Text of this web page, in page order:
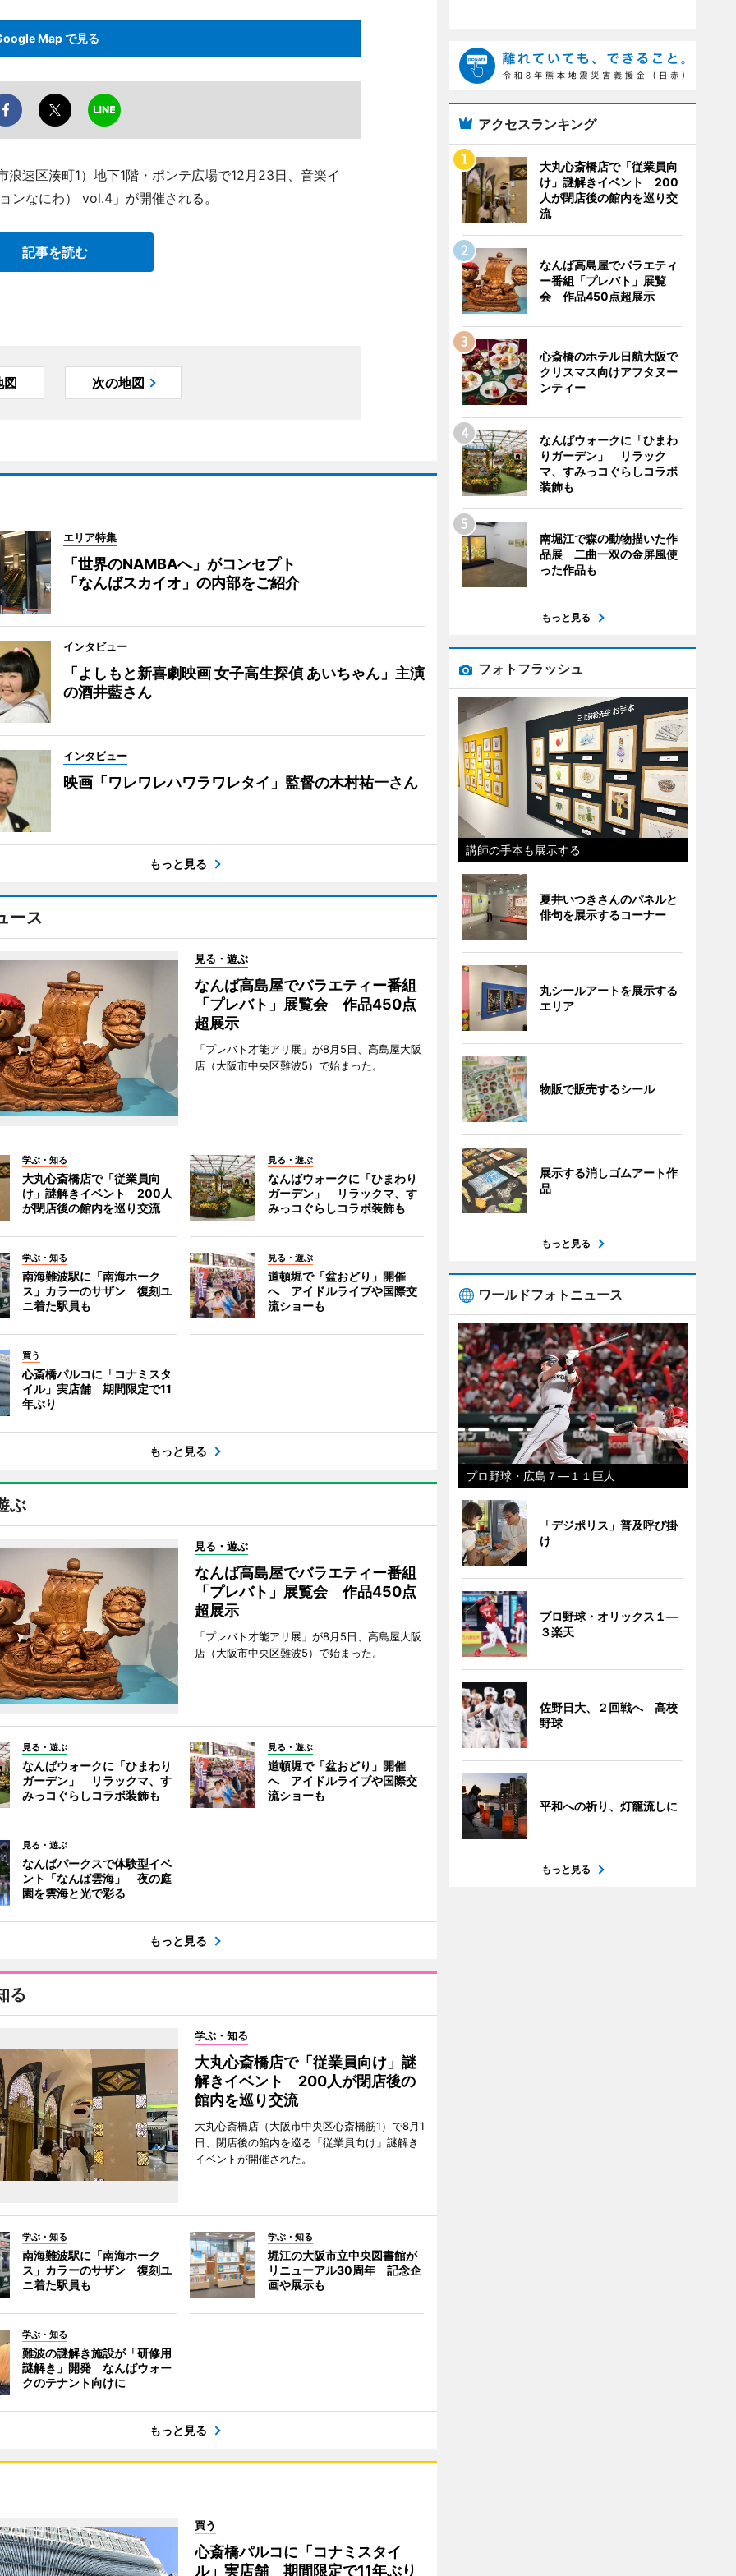
Map で見る
速区湊町1）地下1階・ポンテ広場で12月23日、音楽イ
なにわ） vol.4」が開催される。
記事を読む
図 次の地図
エリア特集
「世界のNAMBAへ」がコンセプト
「なんばスカイオ」の内部をご紹介
インタビュー
「よしもと新喜劇映画 女子高生探偵 あいちゃん」主演
の酒井藍さん
インタビュー
映画「ワレワレハワラワレタイ」監督の木村祐一さん
もっと見る
ース
見る・遊ぶ
なんば高島屋でバラエティー番組
「プレバト」展覧会 作品450点
超展示
「プレバト才能アリ展」が8月5日、高島屋大阪
店（大阪市中央区難波5）で始まった。
学ぶ・知る
大丸心斎橋店で「従業員向
け」謎解きイベント 200人
が閉店後の館内を巡り交流
見る・遊ぶ
なんばウォークに「ひまわり
ガーデン」 リラックマ、す
みっコぐらしコラボ装飾も
学ぶ・知る
南海難波駅に「南海ホーク
ス」カラーのサザン 復刻ユ
ニ着た駅員も
見る・遊ぶ
道頓堀で「盆おどり」開催
へ アイドルライブや国際交
流ショーも
買う
心斎橋パルコに「コナミスタ
イル」実店舗 期間限定で11
年ぶり
もっと見る
ぶ
見る・遊ぶ
なんば高島屋でバラエティー番組
「プレバト」展覧会 作品450点
超展示
「プレバト才能アリ展」が8月5日、高島屋大阪
店（大阪市中央区難波5）で始まった。
見る・遊ぶ
なんばウォークに「ひまわり
ガーデン」 リラックマ、す
みっコぐらしコラボ装飾も
見る・遊ぶ
道頓堀で「盆おどり」開催
へ アイドルライブや国際交
流ショーも
見る・遊ぶ
なんばパークスで体験型イベ
ント「なんば雲海」 夜の庭
園を雲海と光で彩る
もっと見る
る
学ぶ・知る
大丸心斎橋店で「従業員向け」謎
解きイベント 200人が閉店後の
館内を巡り交流
大丸心斎橋店（大阪市中央区心斎橋筋1）で8月1
日、閉店後の館内を巡る「従業員向け」謎解き
イベントが開催された。
学ぶ・知る
南海難波駅に「南海ホーク
ス」カラーのサザン 復刻ユ
ニ着た駅員も
学ぶ・知る
堀江の大阪市立中央図書館が
リニューアル30周年 記念企
画や展示も
学ぶ・知る
難波の謎解き施設が「研修用
謎解き」開発 なんばウォー
クのテナント向けに
もっと見る
買う
心斎橋パルコに「コナミスタイ
ル」実店舗 期間限定で11年ぶり
アクセスランキング
大丸心斎橋店で「従業員向
け」謎解きイベント 200
人が閉店後の館内を巡り交
流
なんば高島屋でバラエティ
ー番組「プレバト」展覧
会 作品450点超展示
心斎橋のホテル日航大阪で
クリスマス向けアフタヌー
ンティー
なんばウォークに「ひまわ
りガーデン」 リラック
マ、すみっコぐらしコラボ
装飾も
南堀江で森の動物描いた作
品展 二曲一双の金屏風使
った作品も
もっと見る
フォトフラッシュ
講師の手本も展示する
夏井いつきさんのパネルと
俳句を展示するコーナー
丸シールアートを展示する
エリア
物販で販売するシール
展示する消しゴムアート作
品
もっと見る
ワールドフォトニュース
プロ野球・広島７―１１巨人
「デジポリス」普及呼び掛
け
プロ野球・オリックス１―
３楽天
佐野日大、２回戦へ 高校
野球
平和への祈り、灯籠流しに
もっと見る